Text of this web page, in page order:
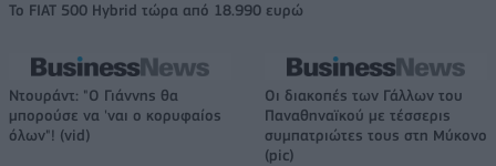
Το FIAT 500 Hybrid τώρα από 18.990 ευρώ
Ντουράντ: "Ο Γιάννης θα
μπορούσε να 'ναι ο κορυφαίος
όλων"! (vid)
Οι διακοπές των Γάλλων του
Παναθηναϊκού με τέσσερις
συμπατριώτες τους στη Μύκονο
(pic)